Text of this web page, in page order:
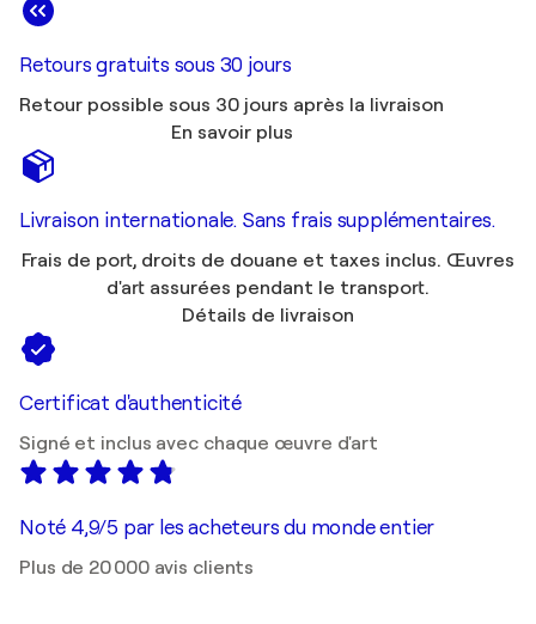
Retours gratuits sous 30 jours
Retour possible sous 30 jours après la livraison
En savoir plus
Livraison internationale. Sans frais supplémentaires.
Frais de port, droits de douane et taxes inclus. Œuvres
d'art assurées pendant le transport.
Détails de livraison
Certificat d'authenticité
Signé et inclus avec chaque œuvre d'art
Noté 4,9/5 par les acheteurs du monde entier
Plus de 20 000 avis clients